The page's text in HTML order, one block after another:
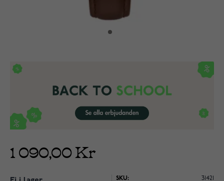
1 090,00 Kr
SKU: 31421